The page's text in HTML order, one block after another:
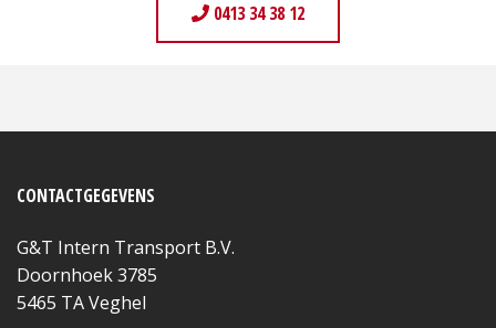
0413 34 38 12
CONTACTGEGEVENS
G&T Intern Transport B.V.
Doornhoek 3785
5465 TA Veghel